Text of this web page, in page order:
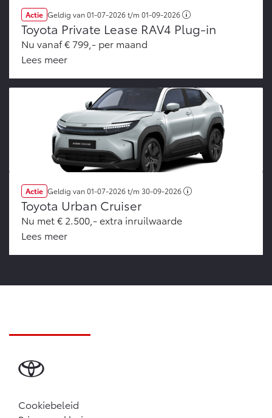
Actie Geldig van01-07-2026t/m 01-09-2026
Toyota Private Lease RAV4 Plug-in
Nu vanaf € 799,- per maand
Lees meer
Actie Geldig van01-07-2026t/m 30-09-2026
Toyota Urban Cruiser
Nu met € 2.500,- extra inruilwaarde
Lees meer
Cookiebeleid